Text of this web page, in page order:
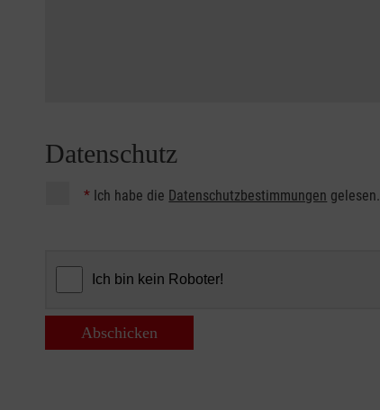
Datenschutz
* Ich habe die Datenschutzbestimmungen gelesen.
Abschicken